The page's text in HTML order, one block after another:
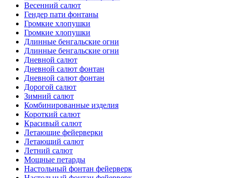
Весенний салют
Гендер пати фонтаны
Громкие хлопушки
Громкие хлопушки
Длинные бенгальские огни
Длинные бенгальские огни
Дневной салют
Дневной салют фонтан
Дневной салют фонтан
Дорогой салют
Зимний салют
Комбинированные изделия
Короткий салют
Красивый салют
Летающие фейерверки
Летающий салют
Летний салют
Мощные петарды
Настольный фонтан фейерверк